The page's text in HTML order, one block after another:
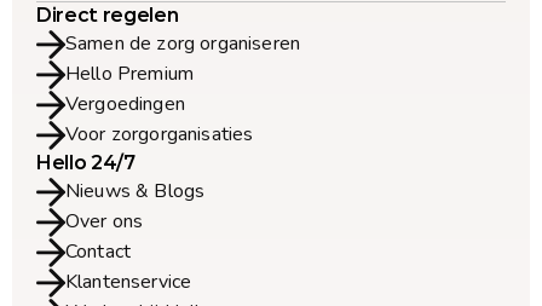
Direct regelen
Samen de zorg organiseren
Hello Premium
Vergoedingen
Voor zorgorganisaties
Hello 24/7
Nieuws & Blogs
Over ons
Contact
Klantenservice